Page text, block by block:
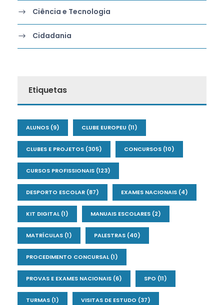
Ciência e Tecnologia
Cidadania
Etiquetas
ALUNOS (9) CLUBE EUROPEU (11)
CLUBES E PROJETOS (305) CONCURSOS (10)
CURSOS PROFISSIONAIS (123)
DESPORTO ESCOLAR (87) EXAMES NACIONAIS (4)
KIT DIGITAL(1) MANUAIS ESCOLARES (2)
MATRÍCULAS (1) PALESTRAS (40)
PROCEDIMENTO CONCURSAL(1)
PROVAS E EXAMES NACIONAIS (6) SPO (11)
TURMAS (1) VISITAS DE ESTUDO (37)